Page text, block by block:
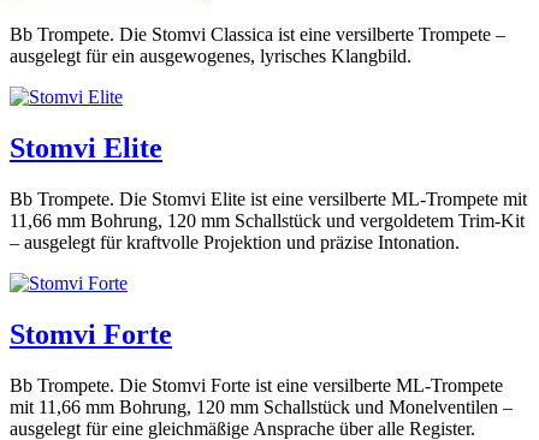
Bb Trompete. Die Stomvi Classica ist eine versilberte Trompete –
ausgelegt für ein ausgewogenes, lyrisches Klangbild.
Stomvi Elite
Bb Trompete. Die Stomvi Elite ist eine versilberte ML-Trompete mit
11,66 mm Bohrung, 120 mm Schallstück und vergoldetem Trim-Kit
– ausgelegt für kraftvolle Projektion und präzise Intonation.
Stomvi Forte
Bb Trompete. Die Stomvi Forte ist eine versilberte ML-Trompete
mit 11,66 mm Bohrung, 120 mm Schallstück und Monelventilen –
ausgelegt für eine gleichmäßige Ansprache über alle Register.